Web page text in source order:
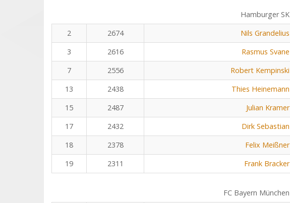
Hamburger SK
2
2674 Nils Grandelius
3
2616 Rasmus Svane
7
2556 Robert Kempinski
13
2438 Thies Heinemann
15
2487 Julian Kramer
17
2432 Dirk Sebastian
18
2378 Felix Meißner
19
2311 Frank Bracker
FC Bayern München